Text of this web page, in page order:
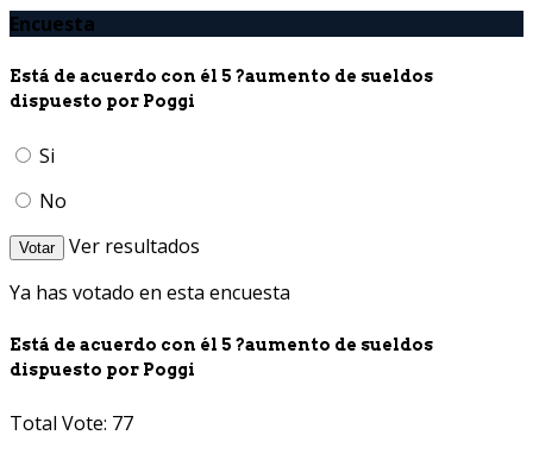
Encuesta
Está de acuerdo con él 5 ?aumento de sueldos
dispuesto por Poggi
Si
No
Votar
Ver resultados
Ya has votado en esta encuesta
Está de acuerdo con él 5 ?aumento de sueldos
dispuesto por Poggi
Total Vote: 77